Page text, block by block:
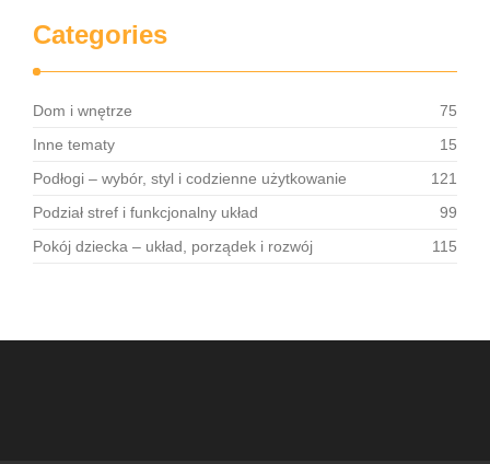
Categories
Dom i wnętrze
75
Inne tematy
15
Podłogi – wybór, styl i codzienne użytkowanie
121
Podział stref i funkcjonalny układ
99
Pokój dziecka – układ, porządek i rozwój
115